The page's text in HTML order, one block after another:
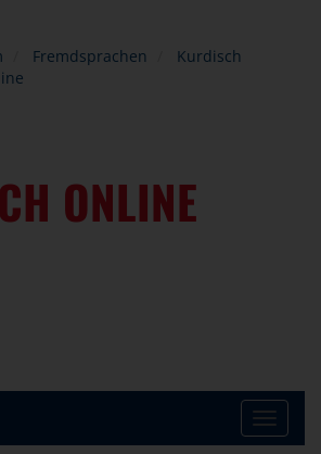
Fremdsprachen
Kurdisch
ONLINE
Toggle